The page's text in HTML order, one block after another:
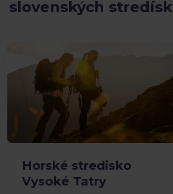
slovenských stredísk
Horské stredisko
Vysoké Tatry